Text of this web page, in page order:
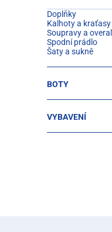
Doplňky
Kalhoty a kraťasy
Soupravy a
Spodní prádlo
Šaty a sukně
BOTY
VYBAVENÍ